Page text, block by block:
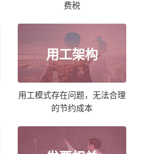
费税
用工架构
用工模式存在问题，无法合理
的节约成本